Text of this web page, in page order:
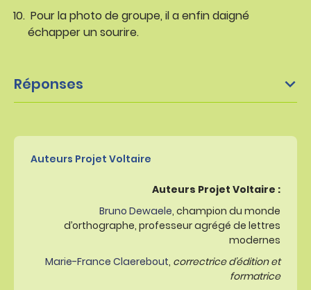
Pour la photo de groupe, il a enfin daigné
échapper un sourire.
Réponses
Auteurs Projet Voltaire
Auteurs Projet Voltaire :
Bruno Dewaele, champion du monde
d’orthographe, professeur agrégé de lettres
modernes
Marie-France Claerebout, correctrice d’édition et
formatrice